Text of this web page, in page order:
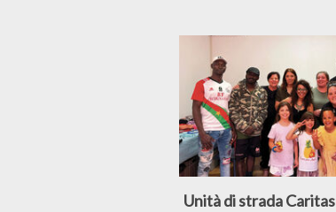
Unità di strada Caritas